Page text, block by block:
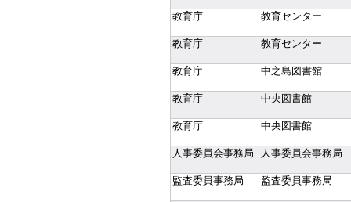
教育庁 教育センター
教育庁 教育センター
教育庁 中之島図書館
教育庁 中央図書館
教育庁 中央図書館
人事委員会事務局 人事委員会事務局
監査委員事務局 監査委員事務局